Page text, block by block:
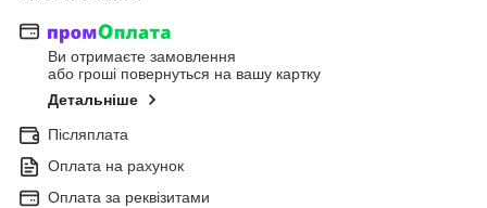
Ви отримаєте замовлення
або гроші повернуться на вашу картку
Детальніше
Післяплата
Оплата на рахунок
Оплата за реквізитами